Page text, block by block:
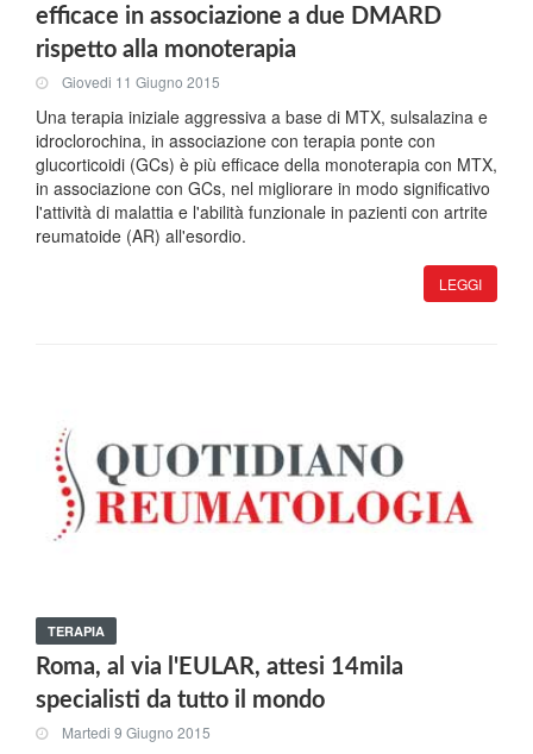
efficace in associazione a due DMARD
rispetto alla monoterapia
Giovedi 11 Giugno 2015
Una terapia iniziale aggressiva a base di MTX, sulsalazina e
idroclorochina, in associazione con terapia ponte con
glucorticoidi (GCs) è più efficace della monoterapia con MTX,
in associazione con GCs, nel migliorare in modo significativo
l'attività di malattia e l'abilità funzionale in pazienti con artrite
reumatoide (AR) all'esordio.
LEGGI
TERAPIA
Roma, al via l'EULAR, attesi 14mila
specialisti da tutto il mondo
Martedi 9 Giugno 2015